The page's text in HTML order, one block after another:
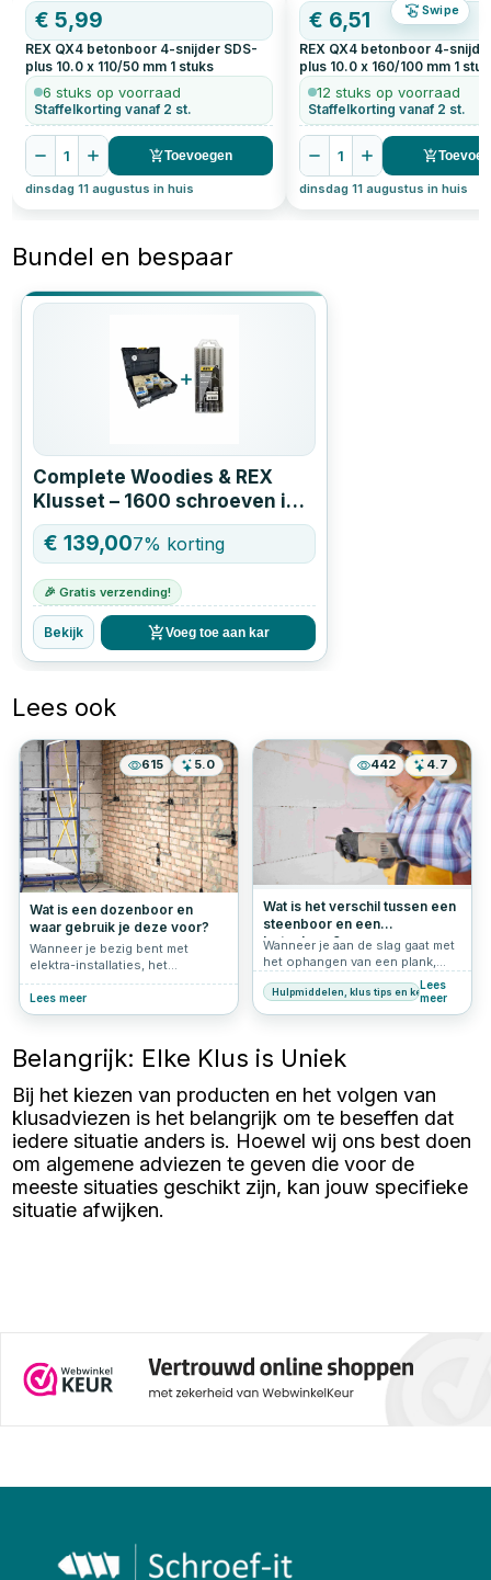
Swipe
€5,99
REX QX4 betonboor 4-snijder SDS-
plus 10.0 x 110/50 mm 1 stuks
6 stuks op voorraad
Staffelkorting vanaf 2 st.
1 Toevoegen
dinsdag 11 augustus in huis
€ 6,51
REX QX4 betonboor 4-
plus 10.0 x 160/100 mm 1
12 stuks op voorraad
Staffelkorting vanaf 2 st.
1
dinsdag 11 augustus in huis
Bundel en bespaar
Complete Woodies & REX
Klusset – 1600 schroeven in
Systainer3 + 5-delige
betonborenset
€139,007% korting
🎉 Gratis verzending!
Bekijk Voeg toe aan kar
Lees ook
615 5.0
Wat is een dozenboor en
waar gebruik je deze voor?
Wanneer je bezig bent met
elektra-installaties, het
ophangen van verlichting of het
plaatsen van leidingen, kom je al
snel uit bij een dozenboor. Dit
zowel de professionele vakman
als de doe-het-zelver die netjes
artikel leggen we uit wat een
dozenboor is, welke soorten er
bestaan, waar je op moet letten
bij de aanschaf en hoe je deze
veilig en effectief gebruikt.
Lees meer
442 4.7
Wat is het verschil tussen een
steenboor en een
betonboor?
Wanneer je aan de slag gaat met
het ophangen van een plank,
schilderij of ander object aan de
muur, is het belangrijk om de
juiste boor te kiezen. Zeker als
Twee veelgebruikte boortypes
betonboor. Hoewel ze op het
eerste gezicht op elkaar lijken,
zijn er duidelijke verschillen in
bouw, toepassing en resultaat.
Hulpmiddelen, klus tips en keuzehulp
Lees
meer
Belangrijk: Elke Klus is Uniek
Bij het kiezen van producten en het volgen van
klusadviezen is het belangrijk om te beseffen dat
iedere situatie anders is. Hoewel wij ons best doen
om algemene adviezen te geven die voor de
meeste situaties geschikt zijn, kan jouw specifieke
situatie afwijken.